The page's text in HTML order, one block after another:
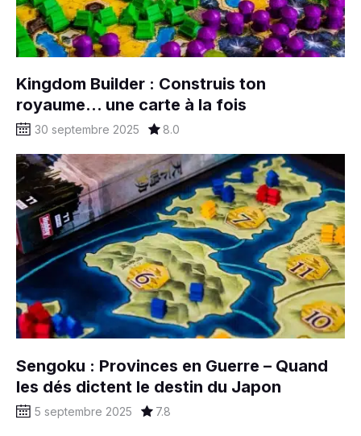
Kingdom Builder : Construis ton
royaume… une carte à la fois
30 septembre 2025 8.0
Sengoku : Provinces en Guerre – Quand
les dés dictent le destin du Japon
5 septembre 2025 7.8